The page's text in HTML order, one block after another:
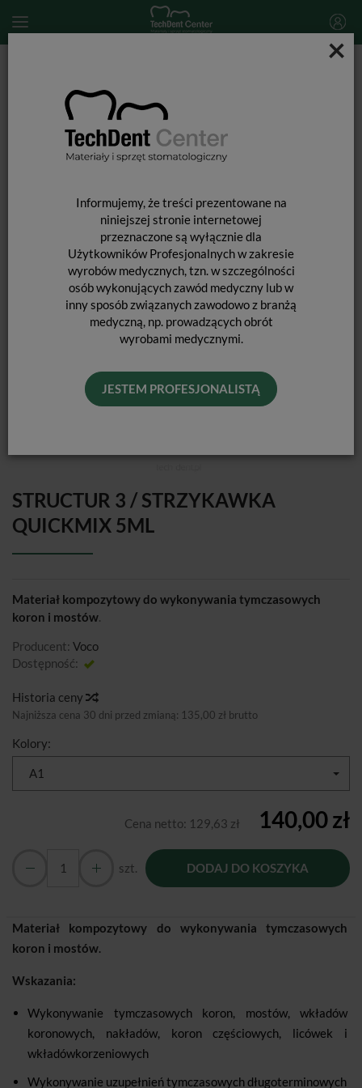
×
Informujemy, że treści prezentowane na
niniejszej stronie internetowej
przeznaczone są wyłącznie dla
Użytkowników Profesjonalnych w zakresie
wyrobów medycznych, tzn. w szczególności
osób wykonujących zawód medyczny lub w
inny sposób związanych zawodowo z branżą
medyczną, np. prowadzących obrót
wyrobami medycznymi.
JESTEM PROFESJONALISTĄ
Structur 3 / strzykawka QuickMix 5ml
STRUCTUR 3 / STRZYKAWKA
QUICKMIX 5ML
Materiał kompozytowy do wykonywania tymczasowych
koron i mostów.
Producent: Voco
Dostępność:
Historia ceny
Najniższa cena 30 dni przed zmianą: 135,00 zł brutto
Kolory:
A1
Cena netto: 129,63 zł 140,00 zł
szt. DODAJ DO KOSZYKA
Materiał kompozytowy do wykonywania tymczasowych
koron i mostów.
Wskazania:
Wykonywanie tymczasowych koron, mostów, wkładów
koronowych, nakładów, koron częściowych, licówek i
wkładówkorzeniowych
Wykonywanie uzupełnień tymczasowych długoterminowych